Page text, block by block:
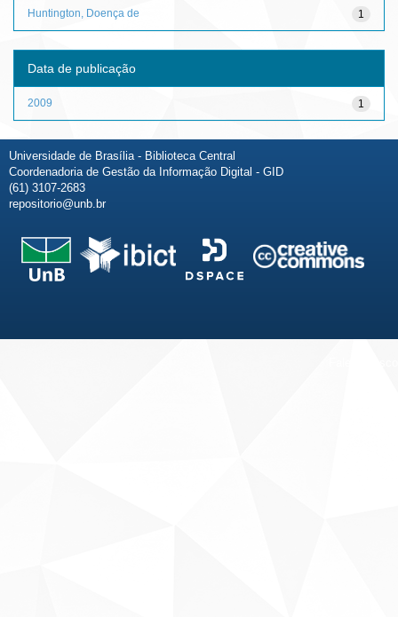
1
Huntington, Doença de
Data de publicação
1
2009
Universidade de Brasília - Biblioteca Central
Coordenadoria de Gestão da Informação Digital - GID
(61) 3107-2683
repositorio@unb.br